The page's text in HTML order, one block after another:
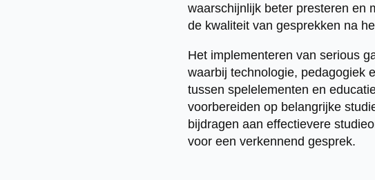
waarschijnlijk beter presteren en
de kwaliteit van gesprekken na
Het implementeren van serious
waarbij technologie, pedagogiek
tussen spelelementen en
voorbereiden op belangrijke
bijdragen aan effectievere
voor een verkennend gesprek.